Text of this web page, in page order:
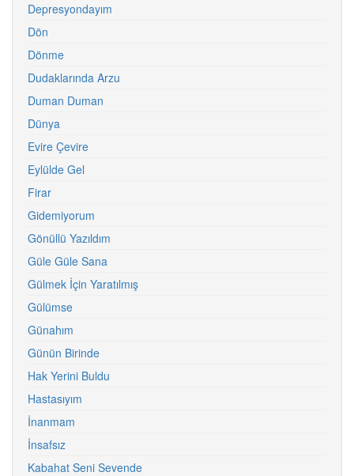
Depresyondayım
Dön
Dönme
Dudaklarında Arzu
Duman Duman
Dünya
Evire Çevire
Eylülde Gel
Firar
Gidemiyorum
Gönüllü Yazıldım
Güle Güle Sana
Gülmek İçin Yaratılmış
Gülümse
Günahım
Günün Birinde
Hak Yerini Buldu
Hastasıyım
İnanmam
İnsafsız
Kabahat Seni Sevende